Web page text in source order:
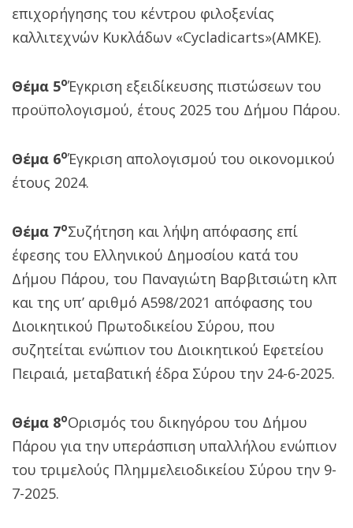
επιχορήγησης του κέντρου φιλοξενίας
καλλιτεχνών Κυκλάδων «Cycladicarts»(ΑΜΚΕ).
Θέμα 5οΈγκριση εξειδίκευσης πιστώσεων του
προϋπολογισμού, έτους 2025 του Δήμου Πάρου.
Θέμα 6οΈγκριση απολογισμού του οικονομικού
έτους 2024.
Θέμα 7οΣυζήτηση και λήψη απόφασης επί
έφεσης του Ελληνικού Δημοσίου κατά του
Δήμου Πάρου, του Παναγιώτη Βαρβιτσιώτη κλπ
και της υπ’ αριθμό Α598/2021 απόφασης του
Διοικητικού Πρωτοδικείου Σύρου, που
συζητείται ενώπιον του Διοικητικού Εφετείου
Πειραιά, μεταβατική έδρα Σύρου την 24-6-2025.
Θέμα 8οΟρισμός του δικηγόρου του Δήμου
Πάρου για την υπεράσπιση υπαλλήλου ενώπιον
του τριμελούς Πλημμελειοδικείου Σύρου την 9-
7-2025.